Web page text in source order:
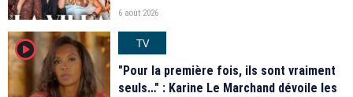
6 août 2026
player2
TV
"Pour la première fois, ils sont vraiment
seuls…" : Karine Le Marchand dévoile les